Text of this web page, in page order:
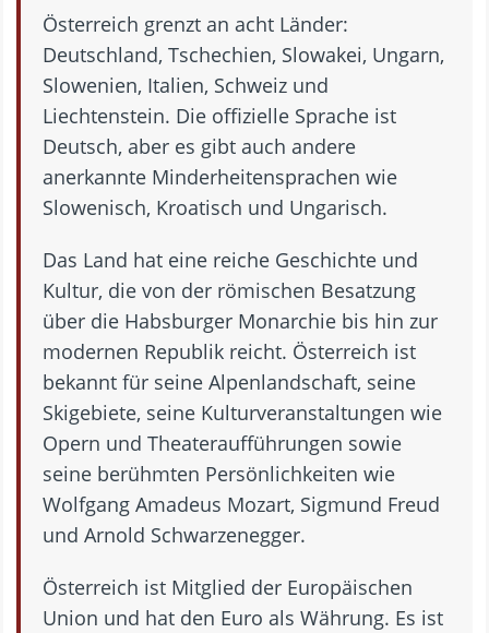
Österreich grenzt an acht Länder:
Deutschland, Tschechien, Slowakei, Ungarn,
Slowenien, Italien, Schweiz und
Liechtenstein. Die offizielle Sprache ist
Deutsch, aber es gibt auch andere
anerkannte Minderheitensprachen wie
Slowenisch, Kroatisch und Ungarisch.
Das Land hat eine reiche Geschichte und
Kultur, die von der römischen Besatzung
über die Habsburger Monarchie bis hin zur
modernen Republik reicht. Österreich ist
bekannt für seine Alpenlandschaft, seine
Skigebiete, seine Kulturveranstaltungen wie
Opern und Theateraufführungen sowie
seine berühmten Persönlichkeiten wie
Wolfgang Amadeus Mozart, Sigmund Freud
und Arnold Schwarzenegger.
Österreich ist Mitglied der Europäischen
Union und hat den Euro als Währung. Es ist